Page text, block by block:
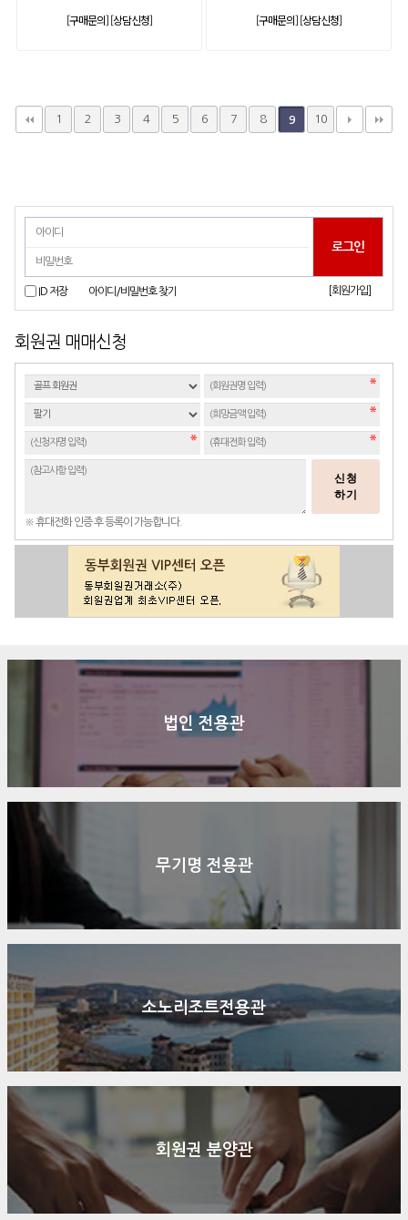
[구매문의][상담신청] [구매문의][상담신청]
1 2 3 4 5 6 7 8 9 10
ID 저장 아이디/비밀번호 찾기 [회원가입]
회원권 매매신청
신청
하기
※ 휴대전화 인증 후 등록이 가능합니다.
법인 전용관
무기명 전용관
소노리조트전용관
회원권 분양관